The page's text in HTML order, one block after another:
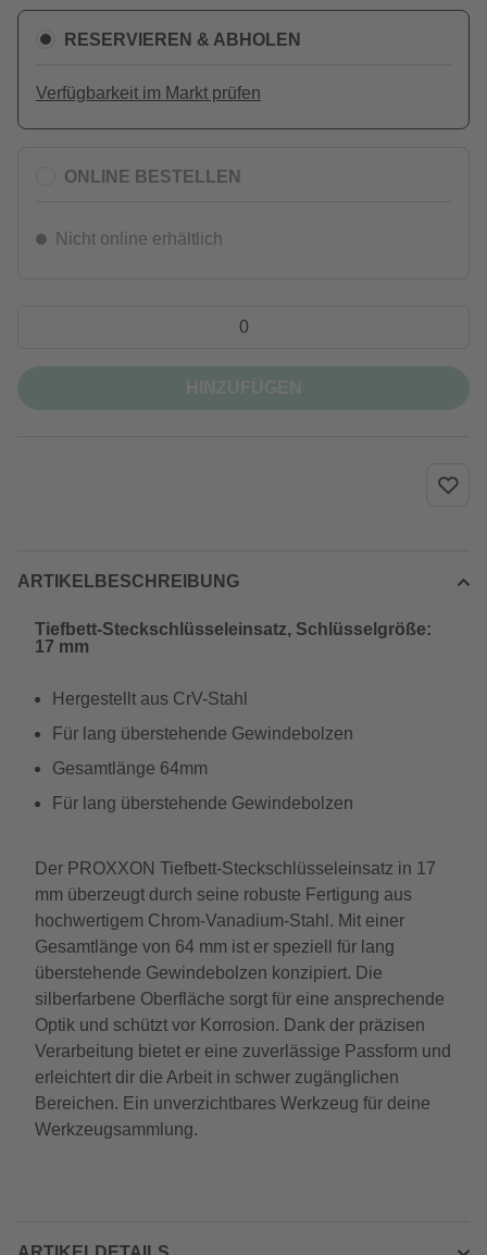
RESERVIEREN & ABHOLEN
Verfügbarkeit im Markt prüfen
ONLINE BESTELLEN
Nicht online erhältlich
ARTIKELBESCHREIBUNG
Tiefbett-Steckschlüsseleinsatz, Schlüsselgröße:
17 mm
Hergestellt aus CrV-Stahl
Für lang überstehende Gewindebolzen
Gesamtlänge 64mm
Für lang überstehende Gewindebolzen
Der PROXXON Tiefbett-Steckschlüsseleinsatz in 17
mm überzeugt durch seine robuste Fertigung aus
hochwertigem Chrom-Vanadium-Stahl. Mit einer
Gesamtlänge von 64 mm ist er speziell für lang
überstehende Gewindebolzen konzipiert. Die
silberfarbene Oberfläche sorgt für eine ansprechende
Optik und schützt vor Korrosion. Dank der präzisen
Verarbeitung bietet er eine zuverlässige Passform und
erleichtert dir die Arbeit in schwer zugänglichen
Bereichen. Ein unverzichtbares Werkzeug für deine
Werkzeugsammlung.